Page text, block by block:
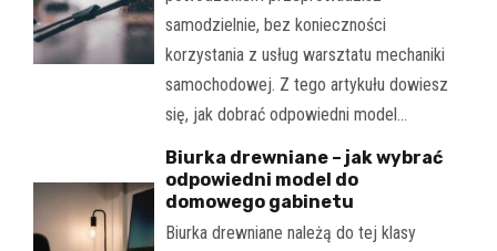
samodzielnie, bez konieczności
korzystania z usług warsztatu mechaniki
samochodowej. Z tego artykułu dowiesz
się, jak dobrać odpowiedni model…
Biurka drewniane – jak wybrać
odpowiedni model do
domowego gabinetu
Biurka drewniane należą do tej klasy